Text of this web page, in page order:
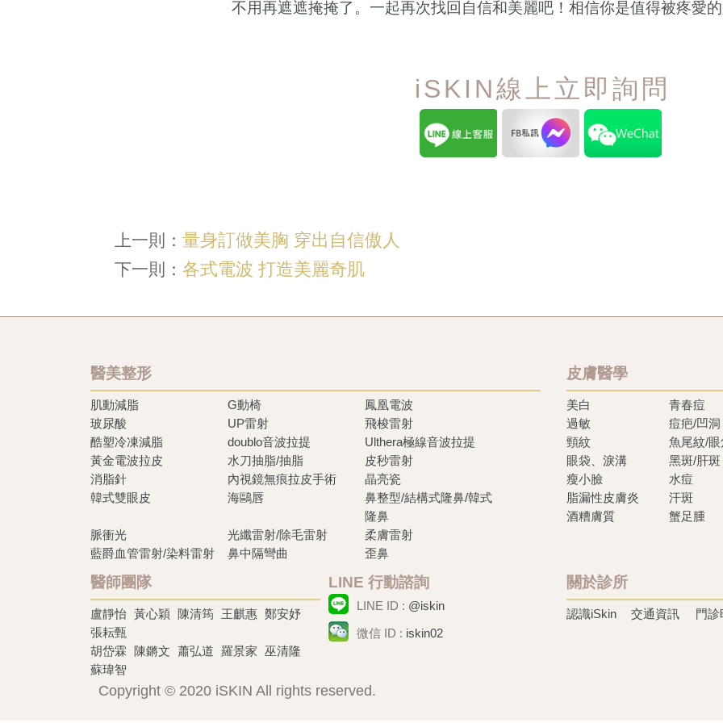
不用再遮遮掩掩了。一起再次找回自信和美麗吧！相信你是值得被疼愛
iSKIN線上立即詢問
上一則： 量身訂做美胸 穿出自信傲人
下一則： 各式電波 打造美麗奇肌
醫美整形
肌動減脂 G動椅
鳳凰電波
玻尿酸
UP雷射
飛梭雷射
酷塑冷凍減脂
doublo音波拉提
Ulthera極線音波拉提
黃金電波拉皮
水刀抽脂/抽脂
皮秒雷射
消脂針
內視鏡無痕拉皮手術
晶亮瓷
韓式雙眼皮
海鷗唇
鼻整型/結構式隆鼻/韓式
隆鼻
脈衝光
光纖雷射/除毛雷射
柔膚雷射
藍爵血管雷射/染料雷射
鼻中隔彎曲 歪鼻
皮膚醫學
美白
青春痘
過敏
痘疤/凹洞
頸紋
魚尾紋/
眼袋、淚溝
黑斑/肝斑
瘦小臉
水痘
脂漏性皮膚炎
汗斑
酒糟膚質
蟹足腫
醫師團隊
盧靜怡 黃心穎 陳清筠 王麒惠 鄭安妤
張耘甄
胡岱霖
陳鏘文 蕭弘道 羅景家 巫清隆
蘇瑋智
LINE 行動諮詢
LINE ID : @iskin
微信 ID : iskin02
關於診所
認識iSkin 交通資訊 門診
Copyright © 2020 iSKIN All rights reserved.